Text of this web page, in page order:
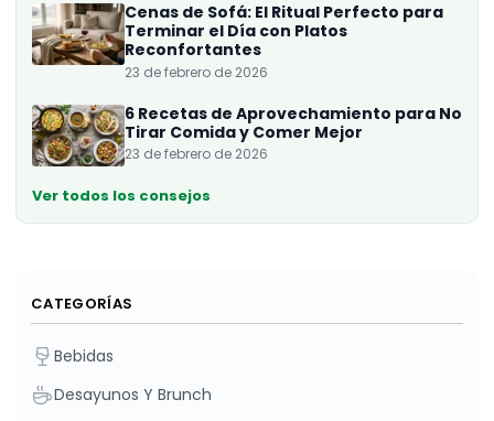
Cenas de Sofá: El Ritual Perfecto para
Terminar el Día con Platos
Reconfortantes
23 de febrero de 2026
6 Recetas de Aprovechamiento para No
Tirar Comida y Comer Mejor
23 de febrero de 2026
Ver todos los consejos
CATEGORÍAS
Bebidas
Desayunos Y Brunch